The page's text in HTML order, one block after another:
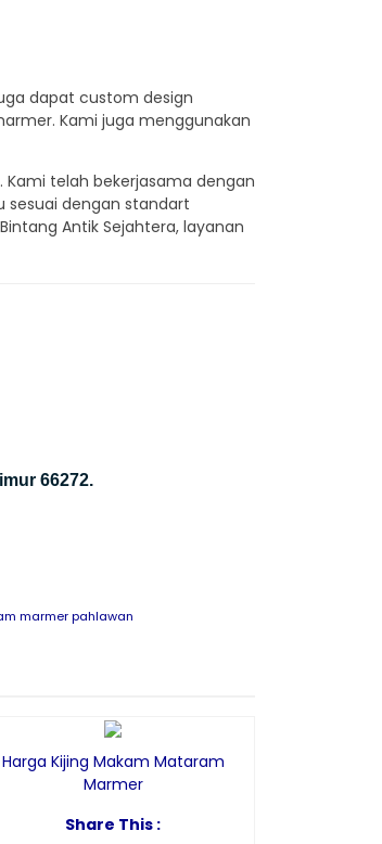
dapat custom design
Kami juga menggunakan
telah bekerjasama dengan
sesuai dengan standart
Antik Sejahtera, layanan
66272.
marmer pahlawan
Harga Kijing Makam Mataram
Marmer
Share This :